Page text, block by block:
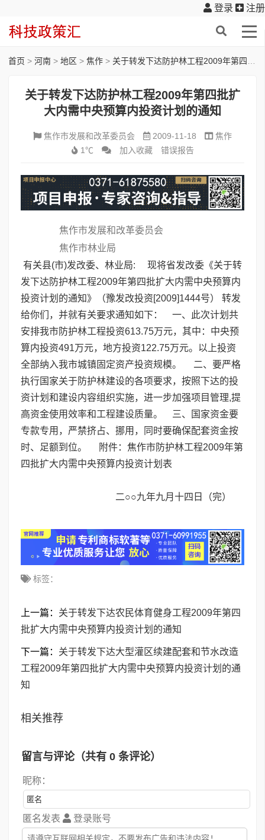
登录 注册
首页 > 河南 > 地区 > 焦作 > 关于转发下达防护林工程2009年第四批扩大内需中央预算内投资计划的通知
关于转发下达防护林工程2009年第四批扩
大内需中央预算内投资计划的通知
焦作市发展和改革委员会 2009-11-18
焦作
1℃
加入收藏 错误报告
焦作市发展和改革委员会
焦作市林业局
有关县(市)发改委、林业局: 现将省发改委《关于转
发下达防护林工程2009年第四批扩大内需中央预算内
投资计划的通知》（豫发改投资[2009]1444号） 转发
给你们，并就有关要求通知如下： 一、此次计划共
安排我市防护林工程投资613.75万元，其中：中央预
算内投资491万元，地方投资122.75万元。以上投资
全部纳入我市城镇固定资产投资规模。 二、要严格
执行国家关于防护林建设的各项要求，按照下达的投
资计划和建设内容组织实施，进一步加强项目管理,提
高资金使用效率和工程建设质量。 三、国家资金要
专款专用，严禁挤占、挪用，同时要确保配套资金按
时、足额到位。 附件：焦作市防护林工程2009年第
四批扩大内需中央预算内投资计划表
二○○九年九月十四日（完）
标签：
上一篇： 关于转发下达农民体育健身工程2009年第四
批扩大内需中央预算内投资计划的通知
下一篇： 关于转发下达大型灌区续建配套和节水改造
工程2009年第四批扩大内需中央预算内投资计划的通
知
相关推荐
留言与评论（共有 0 条评论）
昵称：
匿名发表 登录账号